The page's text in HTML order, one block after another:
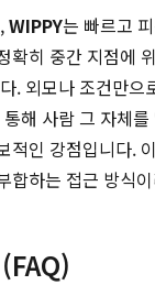
WIPPY는 빠르고
확히 중간 지점에
. 외모나 조건만으
해 사람 그 자체
적인 강점입니다.
합하는 접근 방식